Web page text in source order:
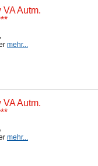
Autm.
mehr...
Autm.
mehr...